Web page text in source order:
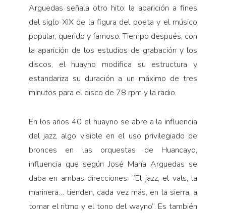
Arguedas señala otro hito: la aparición a fines
del siglo XIX de la figura del poeta y el músico
popular, querido y famoso. Tiempo después, con
la aparición de los estudios de grabación y los
discos, el huayno modifica su estructura y
estandariza su duración a un máximo de tres
minutos para el disco de 78 rpm y la radio.
En los años 40 el huayno se abre a la influencia
del jazz, algo visible en el uso privilegiado de
bronces en las orquestas de Huancayo,
influencia que según José María Arguedas se
daba en ambas direcciones: “El jazz, el vals, la
marinera… tienden, cada vez más, en la sierra, a
tomar el ritmo y el tono del wayno”. Es también